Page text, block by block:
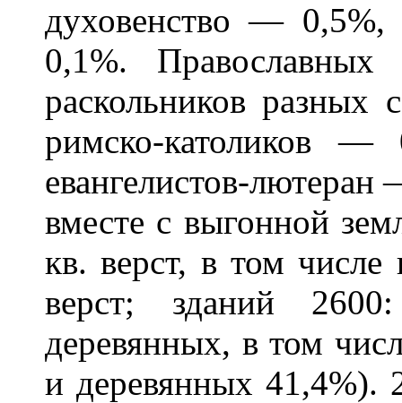
духовенство —
0,1%.
раскольников
римско-католиков
евангелистов-
вместе с выгонной
кв. верст, в том
верст; зданий
деревянных, в том
и деревянных